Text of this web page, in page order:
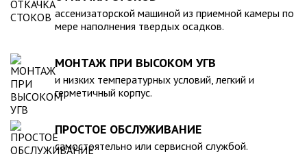
компанией, произведена в полном соответствии с
действующими стандартами и полностью безопасна в
экологическом отношении.
ассенизаторской машиной из приемной камеры по
мере наполнения твердых осадков.
МОНТАЖ ПРИ ВЫСОКОМ УГВ
и низких температурных условий, легкий и
герметичный корпус.
ПРОСТОЕ ОБСЛУЖИВАНИЕ
самостоятельно или сервисной службой.